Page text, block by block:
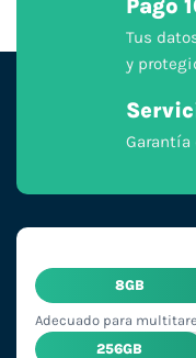
Pago
Tus
y
Garantía
8GB
Adecuado para
256GB